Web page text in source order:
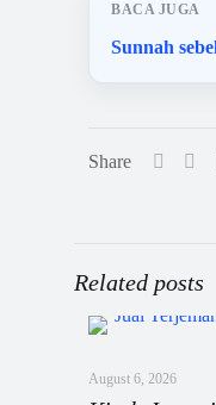
BACA JUGA
Sunnah
Share
Related posts
August 6, 2026